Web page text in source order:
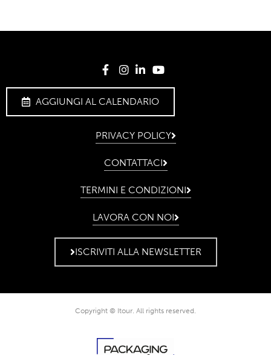
AGGIUNGI AL CALENDARIO
PRIVACY POLICY
CONTATTACI
TERMINI E CONDIZIONI
LAVORA CON NOI
ISCRIVITI ALLA NEWSLETTER
Copyright © Itour. All rights reserved.